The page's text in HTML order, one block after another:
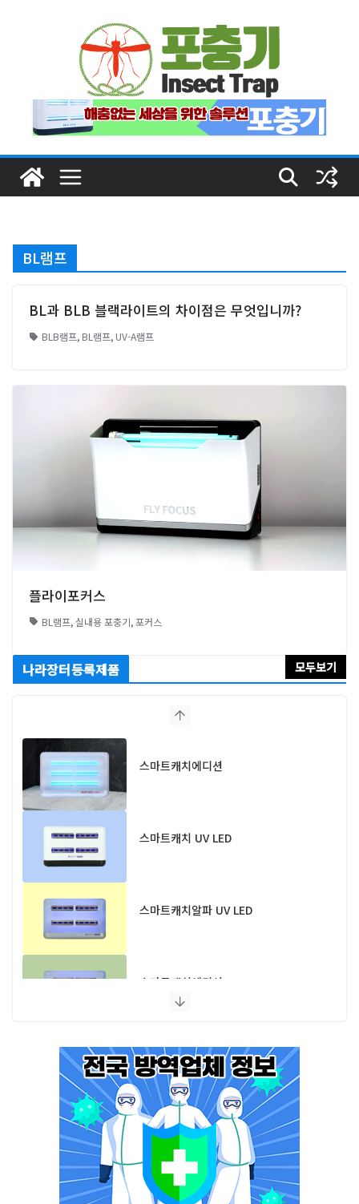
BL램프
BL과 BLB 블랙라이트의 차이점은 무엇입니까?
BLB램프, BL램프, UV-A램프
플라이포커스
BL램프,실내용 포충기,포커스
나라장터등록제품 모두보기
스마트캐치에디션
스마트캐치 UV LED
스마트캐치알파 UV LED
스마트캐치에디션 UV LED
플라이포커스
모스포커스
포커스 LED